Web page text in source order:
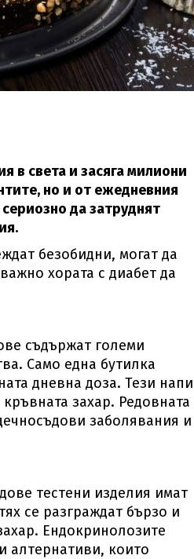
в света и засяга милиони
но и от ежедневния
да затруднят
безобидни, могат да
хората с диабет да
съдържат големи
Само една бутилка
дневна доза. Тези
захар.
заболявания и
тестени изделия имат
се разграждат бързо и
Ендокринолозите
алтернативи, които